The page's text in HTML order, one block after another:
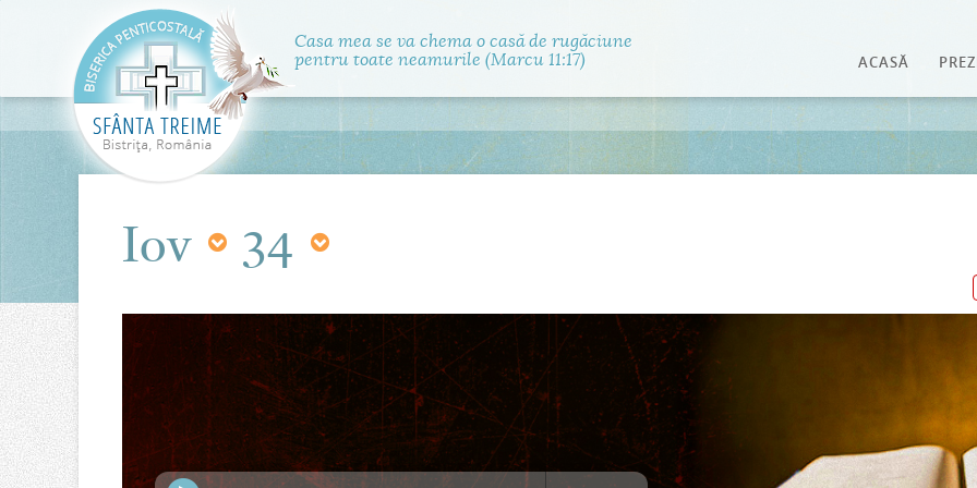
Casa mea se va chema o casă de rugăciune
pentru toate neamurile (Marcu 11:17)
ACASĂ
Iov 34